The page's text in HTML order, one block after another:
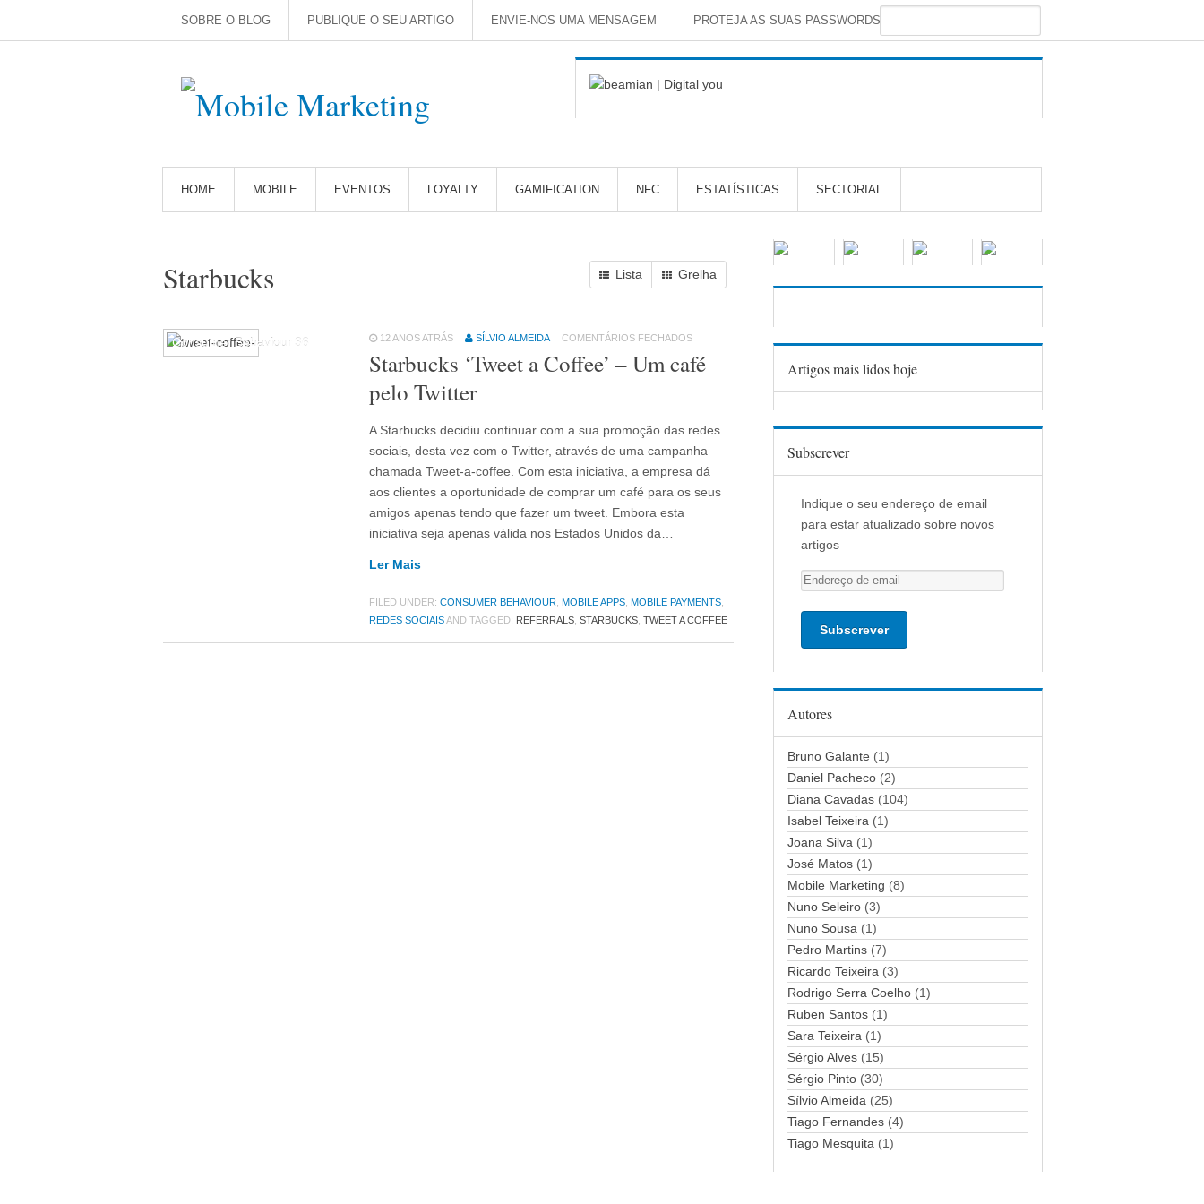
SOBRE O BLOG PUBLIQUE O SEU ARTIGO ENVIE-NOS UMA MENSAGEM PROTEJA AS SUAS PASSWORDS
HOME MOBILE EVENTOS LOYALTY GAMIFICATION NFC ESTATÍSTICAS SECTORIAL
Starbucks Lista Grelha
Consumer Behaviour 36 12 ANOS ATRÁS SÍLVIO ALMEIDA COMENTÁRIOS FECHADOS
Starbucks ‘Tweet a Coffee’ – Um café
pelo Twitter
A Starbucks decidiu continuar com a sua promoção das redes
sociais, desta vez com o Twitter, através de uma campanha
chamada Tweet-a-coffee. Com esta iniciativa, a empresa dá
aos clientes a oportunidade de comprar um café para os seus
amigos apenas tendo que fazer um tweet. Embora esta
iniciativa seja apenas válida nos Estados Unidos da…
Ler Mais
FILED UNDER: CONSUMER BEHAVIOUR MOBILE APPS MOBILE PAYMENTS
REDES SOCIAISAND TAGGED: REFERRALS STARBUCKS TWEET A COFFEE
Artigos mais lidos hoje
Subscrever
Indique o seu endereço de email
para estar atualizado sobre novos
artigos
E
n
d
o
d
e
e
m
a
i
l
Autores
Bruno Galante (1)
Daniel Pacheco (2)
Diana Cavadas (104)
Isabel Teixeira (1)
Joana Silva (1)
José Matos (1)
Mobile Marketing (8)
Nuno Seleiro (3)
Nuno Sousa (1)
Pedro Martins (7)
Ricardo Teixeira (3)
Rodrigo Serra Coelho (1)
Ruben Santos (1)
Sara Teixeira (1)
Sérgio Alves (15)
Sérgio Pinto (30)
Sílvio Almeida (25)
Tiago Fernandes (4)
Tiago Mesquita (1)